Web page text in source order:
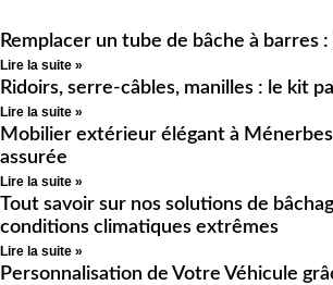
Remplacer un tube de bâche à barres
Lire la suite »
Ridoirs, serre-câbles, manilles : le kit
Lire la suite »
Mobilier extérieur élégant à
assurée
Lire la suite »
Tout savoir sur nos solutions de
conditions climatiques extrêmes
Lire la suite »
Personnalisation de Votre Véhicule